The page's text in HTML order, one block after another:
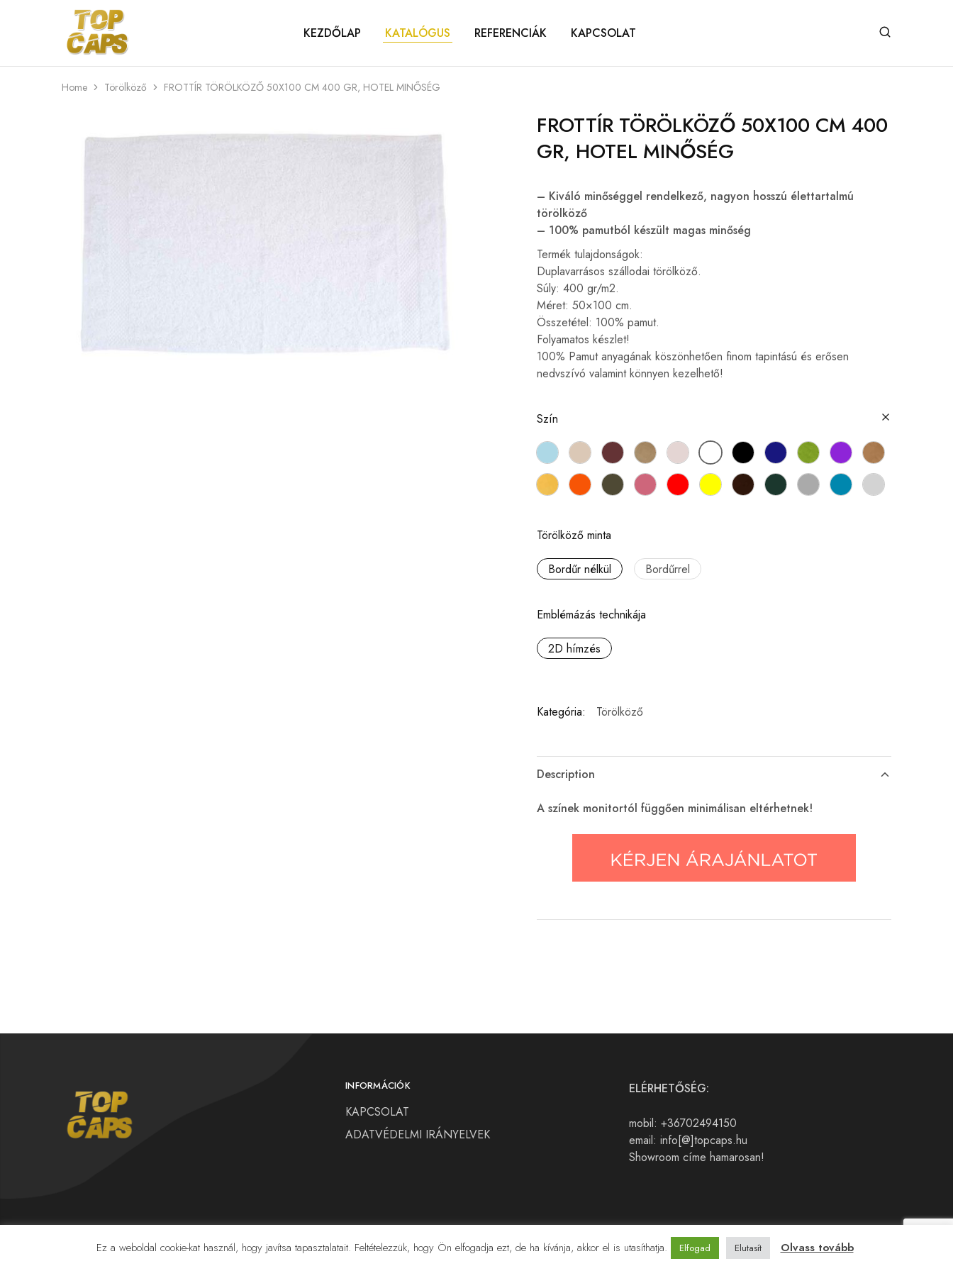
Top
Caps
Egyedi
emblémázott
sapkák
KEZDŐLAP KATALÓGUS REFERENCIÁK KAPCSOLAT
Home Törölköző FROTTÍR TÖRÖLKÖZŐ 50X100 CM 400 GR, HOTEL MINŐSÉG
FROTTÍR TÖRÖLKÖZŐ 50X100 CM 400
GR, HOTEL MINŐSÉG
– Kiváló minőséggel rendelkező, nagyon hosszú élettartalmú
törölköző
– 100% pamutból készült magas minőség
Termék tulajdonságok:
Duplavarrásos szállodai törölköző.
Súly: 400 gr/m2.
Méret: 50×100 cm.
Összetétel: 100% pamut.
Folyamatos készlet!
100% Pamut anyagának köszönhetően finom tapintású és erősen
nedvszívó valamint könnyen kezelhető!
Szín
Törölköző minta
Bordűr nélkül Bordűrrel
Emblémázás technikája
2D hímzés
Kategória: Törölköző
Description
A színek monitortól függően minimálisan eltérhetnek!
INFORMÁCIÓK
KAPCSOLAT
ADATVÉDELMI IRÁNYELVEK
ELÉRHETŐSÉG:
mobil: +36702494150
email: info[@]topcaps.hu
Showroom címe hamarosan!
© 2022 Minden Jog Fenntartva Top Caps
Ez a weboldal cookie-kat használ, hogy javítsa tapasztalatait. Feltételezzük, hogy Ön elfogadja ezt, de ha kívánja, akkor el is utasíthatja. Elfogad Elutasít Olvass tovább